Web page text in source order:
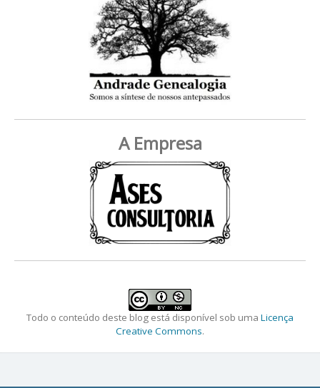
A Empresa
Todo o conteúdo deste blog está disponível sob uma Licença
Creative Commons.